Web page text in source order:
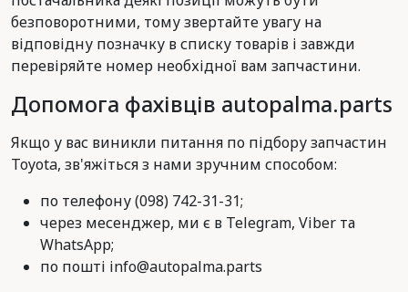
безповоротними, тому звертайте увагу на
відповідну позначку в списку товарів і завжди
перевіряйте номер необхідної вам запчастини.
Допомога фахівців autopalma.parts
Якщо у вас виникли питання по підбору запчастин
Toyota, зв'яжіться з нами зручним способом:
по телефону (098) 742-31-31;
через месенджер, ми є в Telegram, Viber та
WhatsApp;
по пошті info@autopalma.parts